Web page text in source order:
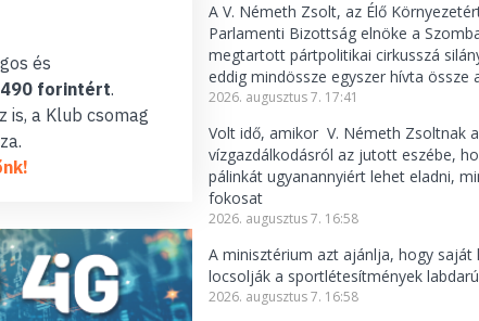
és
forintért.
is, a Klub csomag
A V. Németh Zsolt, az Élő
Parlamenti Bizottság elnöke a
megtartott pártpolitikai cirkusszá
eddig mindössze egyszer hívta össze
2026. augusztus 7. 17:41
Volt idő, amikor V. Németh Zsoltnak a
vízgazdálkodásról az jutott eszébe,
pálinkát ugyanannyiért lehet eladni,
fokosat
2026. augusztus 7. 16:58
A minisztérium azt ajánlja, hogy saját
locsolják a sportlétesítmények
2026. augusztus 7. 16:58